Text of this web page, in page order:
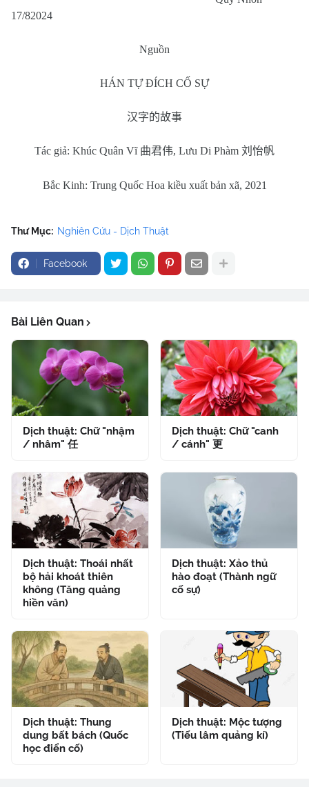
17/82024
Nguồn
HÁN TỰ ĐÍCH CỐ SỰ
汉字的故事
Tác giả: Khúc Quân Vĩ 曲君伟, Lưu Di Phàm 刘怡帆
Bắc Kinh: Trung Quốc Hoa kiều xuất bản xã, 2021
Thư Mục: Nghiên Cứu - Dịch Thuật
Facebook
Bài Liên Quan
Dịch thuật: Chữ "nhậm
/ nhâm" 任
Dịch thuật: Chữ "canh
/ cánh" 更
Dịch thuật: Thoái nhất
bộ hải khoát thiên
không (Tăng quảng
hiền văn)
Dịch thuật: Xảo thủ
hào đoạt (Thành ngữ
cố sự)
Dịch thuật: Thung
dung bất bách (Quốc
học điển cố)
Dịch thuật: Mộc tượng
(Tiếu lâm quảng kí)